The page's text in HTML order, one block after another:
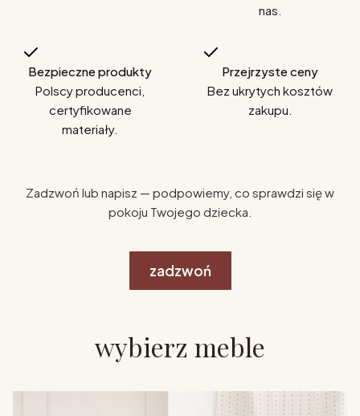
nas.
Bezpieczne produkty
Polscy producenci,
certyfikowane
materiały.
Przejrzyste ceny
Bez ukrytych kosztów
zakupu.
Zadzwoń lub napisz — podpowiemy, co sprawdzi się w
pokoju Twojego dziecka.
zadzwoń
wybierz meble